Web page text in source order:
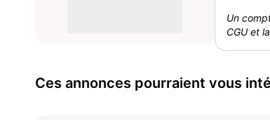
Un
CGU et
Ces annonces pourraient vous